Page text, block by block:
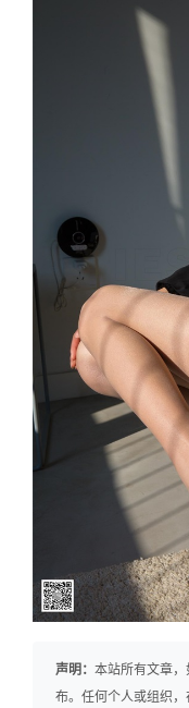
声明： 本站所有文章
布。任何个人或组织，